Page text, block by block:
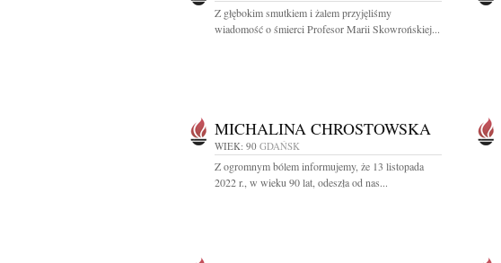
Z głębokim smutkiem i żalem przyjęliśmy
wiadomość o śmierci Profesor Marii Skowrońskiej...
MICHALINA CHROSTOWSKA
WIEK: 90 GDAŃSK
Z ogromnym bólem informujemy, że 13 listopada
2022 r., w wieku 90 lat, odeszła od nas...